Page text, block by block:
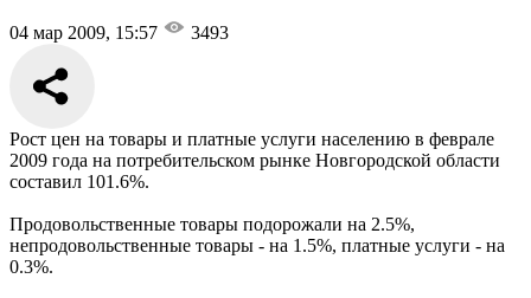
04 мар 2009, 15:57 3493
Рост цен на товары и платные услуги населению в феврале
2009 года на потребительском рынке Новгородской области
составил 101.6%.
Продовольственные товары подорожали на 2.5%,
непродовольственные товары - на 1.5%, платные услуги - на
0.3%.